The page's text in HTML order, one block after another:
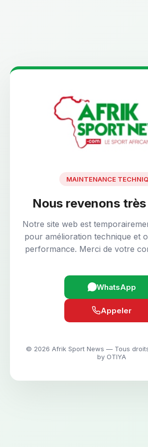
MAINTENANCE
Nous revenons
Notre site web est
pour amélioration technique et
performance. Merci de votre
WhatsApp
Appeler
© 2026 Afrik Sport News — Tous
by OTIYA